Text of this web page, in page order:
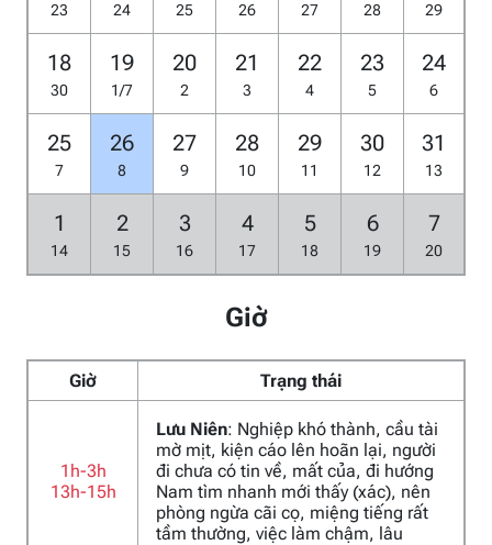
23 24 25 26 27 28 29
18
30
19
1/7
20
2
21
3
22
4
23
5
24
6
25
7
26
8
27
9
28
10
29
11
30
12
31
13
1
14
2
15
3
16
4
17
5
18
6
19
7
20
Giờ
Giờ Trạng thái
1h-3h
13h-15h
Lưu Niên: Nghiệp khó thành, cầu tài
mờ mịt, kiện cáo lên hoãn lại, người
đi chưa có tin về, mất của, đi hướng
Nam tìm nhanh mới thấy (xác), nên
phòng ngừa cãi cọ, miệng tiếng rất
tầm thường, việc làm chậm, lâu